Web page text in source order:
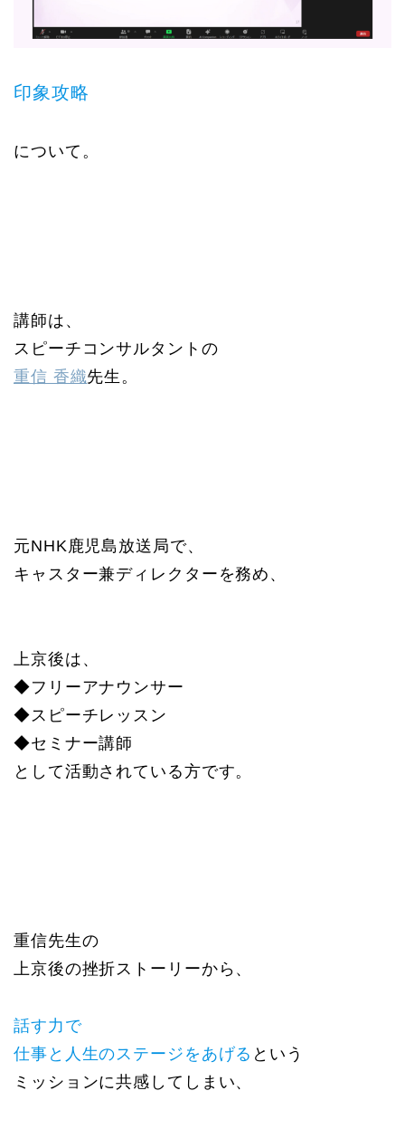
印象攻略
について。
講師は、
スピーチコンサルタントの
重信 香織先生。
元NHK鹿児島放送局で、
キャスター兼ディレクターを務め、
上京後は、
◆フリーアナウンサー
◆スピーチレッスン
◆セミナー講師
として活動されている方です。
重信先生の
上京後の挫折ストーリーから、
話す力で
仕事と人生のステージをあげる という
ミッションに共感してしまい、